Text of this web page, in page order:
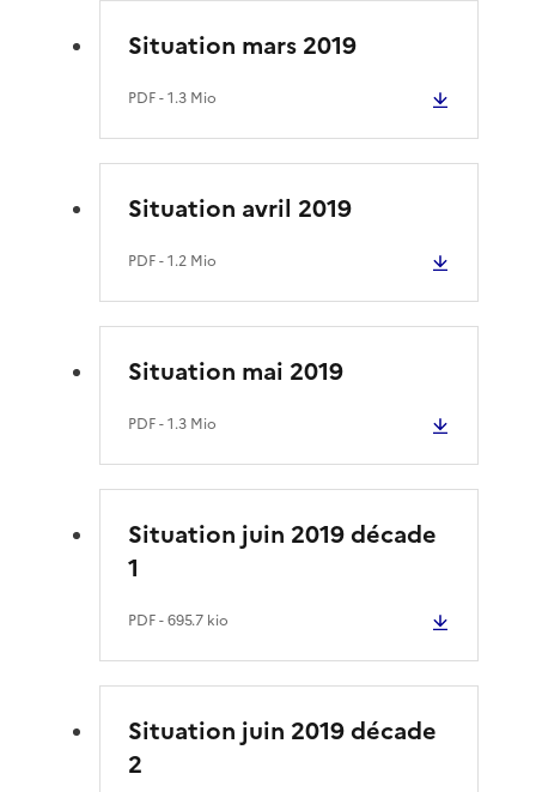
Situation mars 2019
PDF- 1.3 Mio
Situation avril 2019
PDF- 1.2 Mio
Situation mai 2019
PDF- 1.3 Mio
Situation juin 2019 décade
1
PDF- 695.7 kio
Situation juin 2019 décade
2